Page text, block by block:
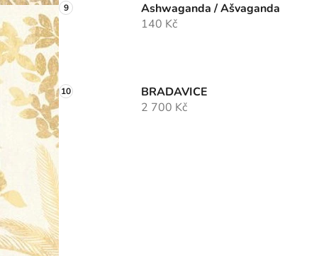
Ashwaganda / Ašvaganda
140 Kč
BRADAVICE
2 700 Kč